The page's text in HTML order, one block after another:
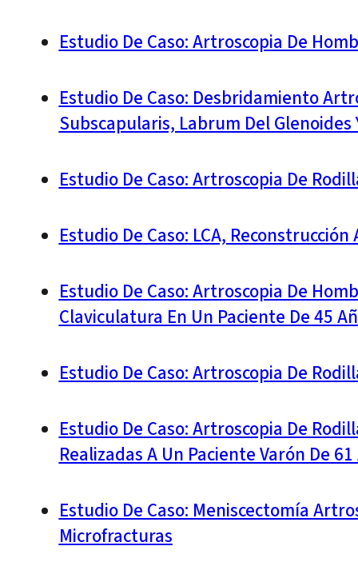
Estudio De Caso: Artroscopia De
Estudio De Caso: Desbridamiento
Subscapularis, Labrum Del
Estudio De Caso: Artroscopia De
Estudio De Caso: LCA,
Estudio De Caso: Artroscopia De
Claviculatura En Un Paciente De 45
Estudio De Caso: Artroscopia De
Estudio De Caso: Artroscopia De
Realizadas A Un Paciente Varón De 61
Estudio De Caso: Meniscectomía
Microfracturas